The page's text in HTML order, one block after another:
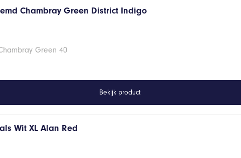
Chambray Green District Indigo
Green 40
Bekijk product
Wit XL Alan Red